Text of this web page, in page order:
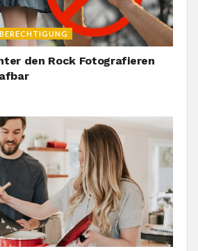
den Rock Fotografieren